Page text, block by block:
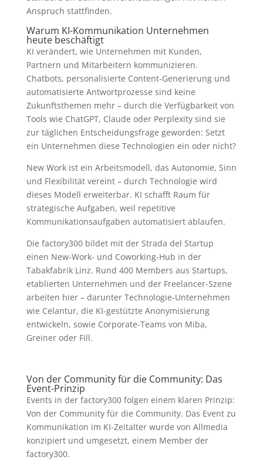
Anspruch stattfinden.
Warum KI-Kommunikation Unternehmen
heute beschäftigt
KI verändert, wie Unternehmen mit Kunden,
Partnern und Mitarbeitern kommunizieren.
Chatbots, personalisierte Content-Generierung und
automatisierte Antwortprozesse sind keine
Zukunftsthemen mehr – durch die Verfügbarkeit von
Tools wie ChatGPT, Claude oder Perplexity sind sie
zur täglichen Entscheidungsfrage geworden: Setzt
ein Unternehmen diese Technologien ein oder nicht?
New Work ist ein Arbeitsmodell, das Autonomie, Sinn
und Flexibilität vereint – durch Technologie wird
dieses Modell erweiterbar. KI schafft Raum für
strategische Aufgaben, weil repetitive
Kommunikationsaufgaben automatisiert ablaufen.
Die factory300 bildet mit der Strada del Startup
einen New-Work- und Coworking-Hub in der
Tabakfabrik Linz. Rund 400 Members aus Startups,
etablierten Unternehmen und der Freelancer-Szene
arbeiten hier – darunter Technologie-Unternehmen
wie Celantur, die KI-gestützte Anonymisierung
entwickeln, sowie Corporate-Teams von Miba,
Greiner oder Fill.
Von der Community für die Community: Das
Event-Prinzip
Events in der factory300 folgen einem klaren Prinzip:
Von der Community für die Community. Das Event zu
Kommunikation im KI-Zeitalter wurde von Allmedia
konzipiert und umgesetzt, einem Member der
factory300.